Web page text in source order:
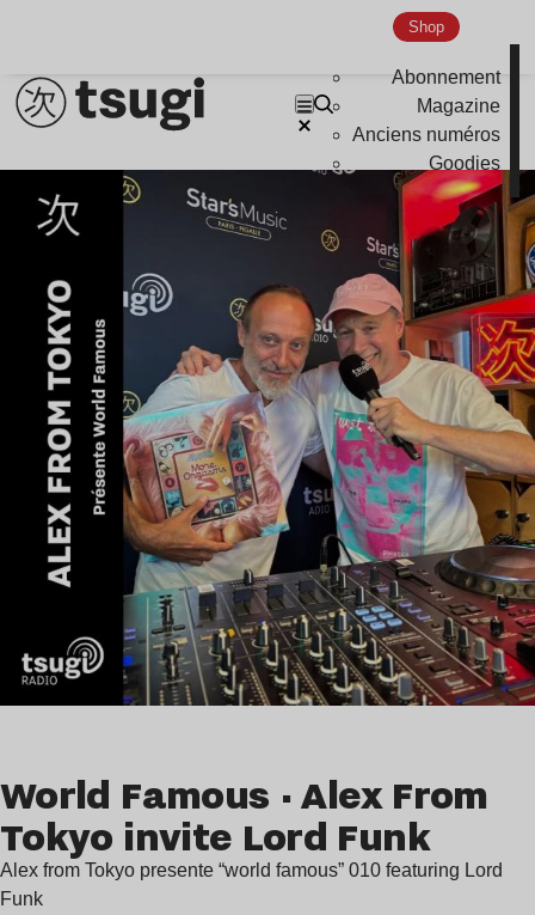
Shop
Abonnement
Magazine
Anciens numéros
Goodies
World Famous · Alex From
Tokyo invite Lord Funk
Alex from Tokyo presente “world famous” 010 featuring Lord
Funk